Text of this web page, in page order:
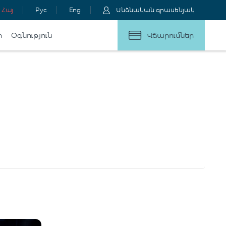
Հայ Рус Eng Անձնական գրասենյակ
Օգնություն Վճարումներ